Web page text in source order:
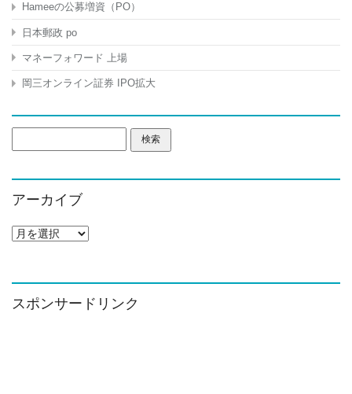
Hameeの公募増資（PO）
日本郵政 po
マネーフォワード 上場
岡三オンライン証券 IPO拡大
索:
アーカイブ
ア
イ
ブ
スポンサードリンク